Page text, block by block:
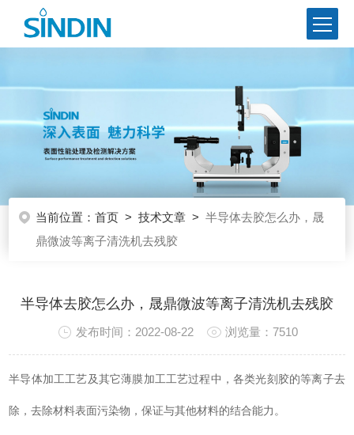
当前位置：首页 >技术文章 >半导体去胶怎么办，晟
鼎微波等离子清洗机去残胶
半导体去胶怎么办，晟鼎微波等离子清洗机去残胶
发布时间：2022-08-22 浏览量：7510
半导体加工工艺及其它薄膜加工工艺过程中，各类光刻胶的等离子去
除，去除材料表面污染物，保证与其他材料的结合能力。